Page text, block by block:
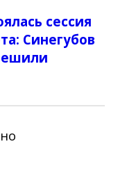
сессия
Синегубов